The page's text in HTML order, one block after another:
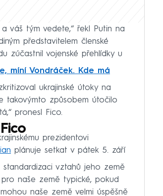
váš tým vedete,“ řekl Putin na
představitelem členské
zúčastnil vojenské přehlídky u
míní Vondráček. Kde má
ukrajinské útoky na
takovýmto způsobem útočilo
pronesl Fico.
prezidentovi
plánuje setkat v pátek 5. září
vztahů jeho země
naše země typické, pokud
naše země velmi úspěšně